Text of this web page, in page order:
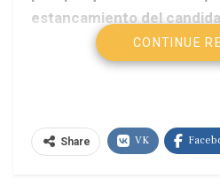
estancamiento del
el primer vicepresidente
Unido de Venezuela
RNV
CONTINUE
Share VK